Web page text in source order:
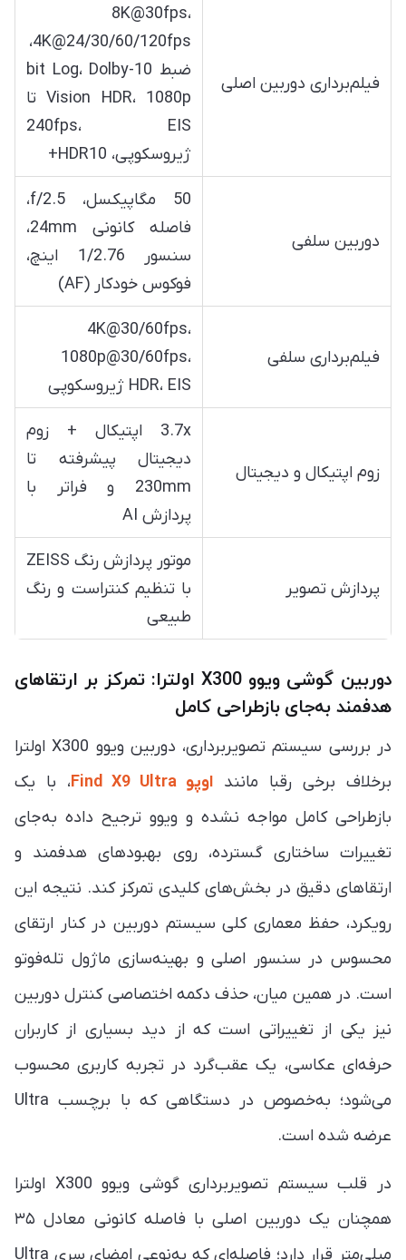
فیلم‌برداری دوربین اصلی
8K@30fps،
4K@24/30/60/120fps،
ضبط 10-bit Log، Dolby
Vision HDR، 1080p تا
240fps، EIS
ژیروسکوپی، HDR10+
دوربین سلفی
50 مگاپیکسل، f/2.5،
فاصله کانونی 24mm،
سنسور 1/2.76 اینچ،
فوکوس خودکار (AF)
فیلم‌برداری سلفی
4K@30/60fps،
1080p@30/60fps،
HDR، EIS ژیروسکوپی
زوم اپتیکال و دیجیتال
3.7x اپتیکال + زوم
دیجیتال پیشرفته تا
230mm و فراتر با
پردازش AI
پردازش تصویر
موتور پردازش رنگ ZEISS
با تنظیم کنتراست و رنگ
طبیعی
دوربین گوشی ویوو X300 اولترا: تمرکز بر ارتقاهای
هدفمند به‌جای بازطراحی کامل
در بررسی سیستم تصویربرداری، دوربین ویوو X300 اولترا
برخلاف برخی رقبا مانند اوپو Find X9 Ultra، با یک
بازطراحی کامل مواجه نشده و ویوو ترجیح داده به‌جای
تغییرات ساختاری گسترده، روی بهبودهای هدفمند و
ارتقاهای دقیق در بخش‌های کلیدی تمرکز کند. نتیجه این
رویکرد، حفظ معماری کلی سیستم دوربین در کنار ارتقای
محسوس در سنسور اصلی و بهینه‌سازی ماژول تله‌فوتو
است. در همین میان، حذف دکمه اختصاصی کنترل دوربین
نیز یکی از تغییراتی است که از دید بسیاری از کاربران
حرفه‌ای عکاسی، یک عقب‌گرد در تجربه کاربری محسوب
می‌شود؛ به‌خصوص در دستگاهی که با برچسب Ultra
عرضه شده است.
در قلب سیستم تصویربرداری گوشی ویوو X300 اولترا
همچنان یک دوربین اصلی با فاصله کانونی معادل ۳۵
میلی‌متر قرار دارد؛ فاصله‌ای که به‌نوعی امضای سری Ultra